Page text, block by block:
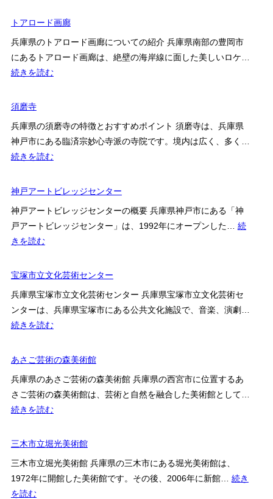
歴
史
博
物
館〜
定】
頴
川
館
トアロード画廊
兵庫県のトアロード画廊についての紹介 兵庫県南部の豊岡市
にあるトアロード画廊は、絶壁の海岸線に面した美しいロケ…
続きを読む:
ー
ド
画
須磨寺
兵庫県の須磨寺の特徴とおすすめポイント 須磨寺は、兵庫県
神戸市にある臨済宗妙心寺派の寺院です。境内は広く、多く…
続きを読む:
磨
神戸アートビレッジセンター
神戸アートビレッジセンターの概要 兵庫県神戸市にある「神
戸アートビレッジセンター」は、1992年にオープンした… 続
きを読む:
戸
ー
ト
ビ
ッ
ジ
セ
ン
ー
宝塚市立文化芸術センター
兵庫県宝塚市立文化芸術センター 兵庫県宝塚市立文化芸術セ
ンターは、兵庫県宝塚市にある公共文化施設で、音楽、演劇…
続きを読む:
塚
立
文
化
術
セ
ン
あさご芸術の森美術館
兵庫県のあさご芸術の森美術館 兵庫県の西宮市に位置するあ
さご芸術の森美術館は、芸術と自然を融合した美術館として…
続きを読む:
さ
芸
術
三木市立堀光美術館
三木市立堀光美術館 兵庫県の三木市にある堀光美術館は、
1972年に開館した美術館です。その後、2006年に新館… 続き
を読む: